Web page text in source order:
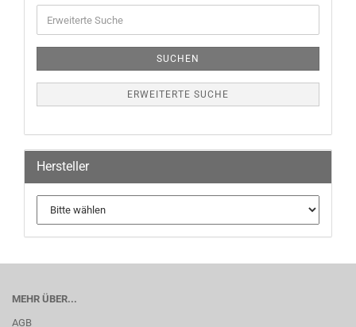
SUCHEN
ERWEITERTE SUCHE
Hersteller
MEHR ÜBER...
AGB